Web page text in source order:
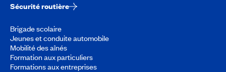
Sécurité routière
Brigade scolaire
Jeunes et conduite automobile
Mobilité des aînés
Formation aux particuliers
Formations aux entreprises